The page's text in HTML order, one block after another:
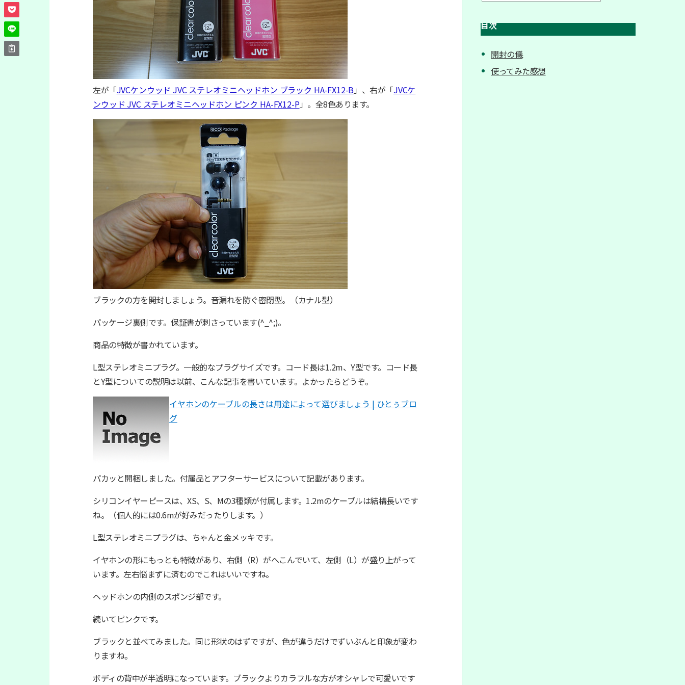
左が「JVCケンウッド JVC ステレオミニヘッドホン ブラック HA-FX12-B」、右が「JVCケ
ンウッド JVC ステレオミニヘッドホン ピンク HA-FX12-P」。全8色あります。
ブラックの方を開封しましょう。音漏れを防ぐ密閉型。（カナル型）
パッケージ裏側です。保証書が刺さっています(^_^;)。
商品の特徴が書かれています。
L型ステレオミニプラグ。一般的なプラグサイズです。コード長は1.2m、Y型です。コード長
とY型についての説明は以前、こんな記事を書いています。よかったらどうぞ。
イヤホンのケーブルの長さは用途によって選びましょう | ひとぅブロ
グ
パカッと開梱しました。付属品とアフターサービスについて記載があります。
シリコンイヤーピースは、XS、S、Mの3種類が付属します。1.2mのケーブルは結構長いです
ね。（個人的には0.6mが好みだったりします。）
L型ステレオミニプラグは、ちゃんと金メッキです。
イヤホンの形にもっとも特徴があり、右側（R）がへこんでいて、左側（L）が盛り上がって
います。左右悩まずに済むのでこれはいいですね。
ヘッドホンの内側のスポンジ部です。
続いてピンクです。
ブラックと並べてみました。同じ形状のはずですが、色が違うだけでずいぶんと印象が変わ
りますね。
ボディの背中が半透明になっています。ブラックよりカラフルな方がオシャレで可愛いです
目次
開封の儀
使ってみた感想